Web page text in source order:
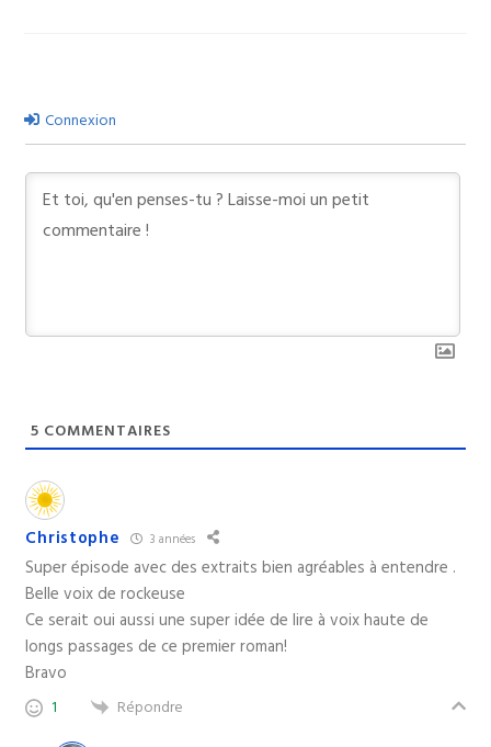
Connexion
5 COMMENTAIRES
Christophe 3 années
Super épisode avec des extraits bien agréables à entendre .
Belle voix de rockeuse
Ce serait oui aussi une super idée de lire à voix haute de
longs passages de ce premier roman!
Bravo
1 Répondre